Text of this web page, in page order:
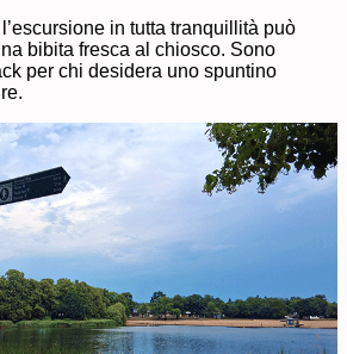
in tutta tranquillità può
bibita fresca al chiosco. Sono
per chi desidera uno spuntino